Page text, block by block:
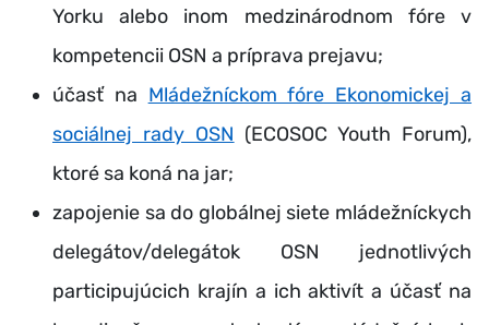
Yorku alebo inom medzinárodnom fóre v
kompetencii OSN a príprava prejavu;
účasť na Mládežníckom fóre Ekonomickej a
sociálnej rady OSN (ECOSOC Youth Forum),
ktoré sa koná na jar;
zapojenie sa do globálnej siete mládežníckych
delegátov/delegátok OSN jednotlivých
participujúcich krajín a ich aktivít a účasť na